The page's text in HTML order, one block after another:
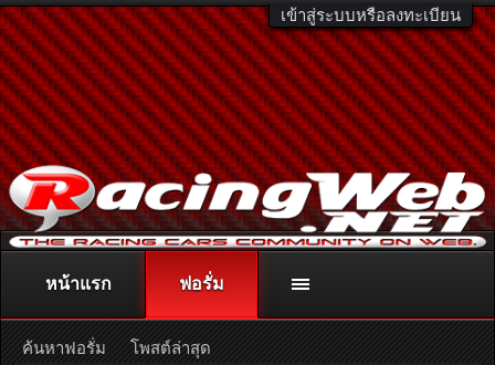
เข้าสู่ระบบหรือลงทะเบียน
ติดต่อลงโฆษณา racingweb@gmail.comหรือโทร. 081-811-1138
หรืออ่านรายละเอียดเพิ่มเติม คลิกที่นี่
หน้าแรก ฟอรั่ม
ค้นหาฟอรั่ม โพสต์ล่าสุด